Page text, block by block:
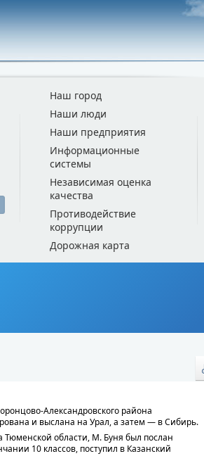
Наш город
Наши люди
Наши предприятия
Информационные
системы
Независимая оценка
качества
Противодействие
коррупции
Дорожная карта
Александровского района
и выслана на Урал, а затем — в Сибирь.
Тюменской области, М. Буня был послан
10 классов, поступил в Казанский